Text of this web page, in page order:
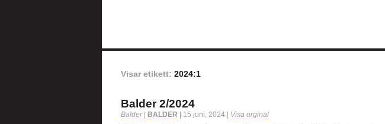
Visar etikett: 2024:1
Balder 2/2024
Balder BALDER 15 juni, 2024 Visa orginal